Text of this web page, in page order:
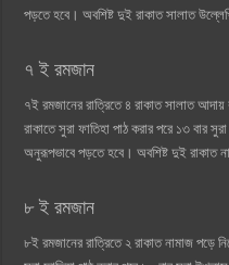
পড়তে হবে। অবশিষ্ট দুই রাকাত সালাত
৭ ই রমজান
৭ই রমজানের রাত্রিতে ৪ রাকাত সালাত
রাকাতে সুরা ফাতিহা পাঠ করার পরে ১৩ বার
অনুরূপভাবে পড়তে হবে। অবশিষ্ট দুই রাকাত
৮ ই রমজান
৮ই রমজানের রাত্রিতে ২ রাকাত নামাজ পড়ে